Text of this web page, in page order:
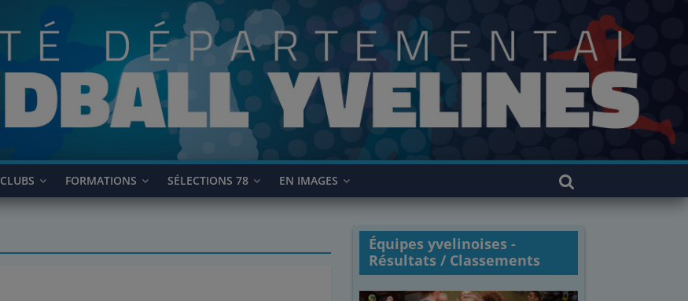
CLUBS FORMATIONS SÉLECTIONS 78 EN IMAGES
Équipes yvelinoises -
Résultats / Classements